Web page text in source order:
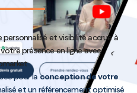
et visibilité accrue à
présence en ligne avec
pour laconception de votre
et un référencement optimisé